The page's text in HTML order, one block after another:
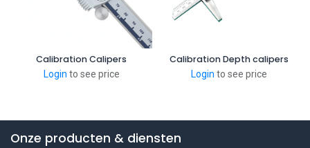
Calibration Calipers
Login to see price
Calibration Depth calipers
Login to see price
Onze producten & diensten